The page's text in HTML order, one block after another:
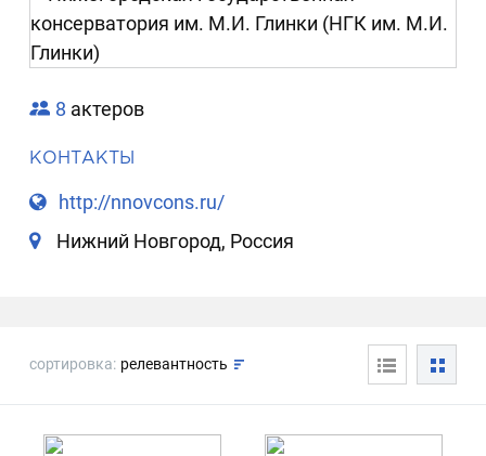
8 актеров
КОНТАКТЫ
http://nnovcons.ru/
Нижний Новгород, Россия
сортировка: релевантность